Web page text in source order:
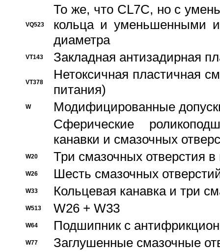
VQ523
То же, что CL7C, но с
кольца и уменьшенными
диаметра
VT143 Закладная антизадирная
VT378
Нетоксичная пластичная
питания)
W
Модифицированные
Сферические
канавки и смазочных
W20 Три смазочных отверстия
W26 Шесть смазочных
W33 Кольцевая канавка и три
W513 W26 + W33
W64 Подшипник с
W77 Заглушенные смазочные